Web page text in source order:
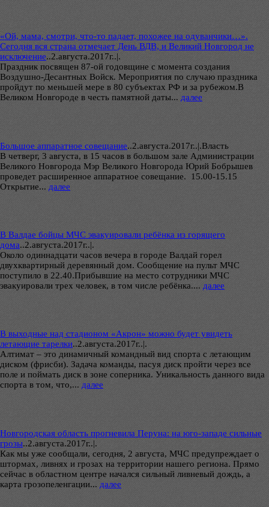
«Ой, мама, смотри, что-то падает, похожее на одуванчики…».
Сегодня вся страна отмечает День ВДВ, и Великий Новгород не
исключение..2.августа.2017г..|.
Праздник посвящен 87-ой годовщине с момента создания
Воздушно-Десантных Войск. Мероприятия по случаю праздника
пройдут по меньшей мере в 80 субъектах РФ и за рубежом.В
Великом Новгороде в честь памятной даты... далее
Большое аппаратное совещание..2.августа.2017г..|.Власть
В четверг, 3 августа, в 15 часов в большом зале Администрации
Великого Новгорода Мэр Великого Новгорода Юрий Бобрышев
проведет расширенное аппаратное совещание. 15.00-15.15
Открытие... далее
В Валдае бойцы МЧС эвакуировали ребёнка из горящего
дома..2.августа.2017г..|.
Около одиннадцати часов вечера в городе Валдай горел
двухквартирный деревянный дом. Сообщение на пульт МЧС
поступило в 22.40.Прибывшие на место сотрудники МЧС
эвакуировали трех человек, в том числе ребёнка.... далее
В выходные над стадионом «Акрон» можно будет увидеть
летающие тарелки..2.августа.2017г..|.
Алтимат – это динамичный командный вид спорта с летающим
диском (фрисби). Задача команды, пасуя диск пройти через все
поле и поймать диск в зоне соперника. Уникальность данного вида
спорта в том, что,... далее
Новгородская область прогневила Перуна: на юго-западе сильные
грозы..2.августа.2017г..|.
Как мы уже сообщали, сегодня, 2 августа, МЧС предупреждает о
штормах, ливнях и грозах на территории нашего региона. Прямо
сейчас в областном центре начался сильный ливневый дождь, а
карта грозопеленгации... далее